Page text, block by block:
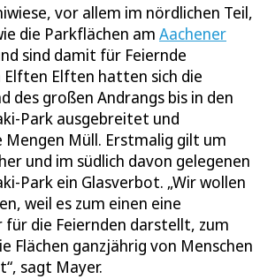
vor allem im nördlichen Teil,
die Parkflächen am Aachener
sind damit für Feiernde
Elften Elften hatten sich die
des großen Andrangs bis in den
Park ausgebreitet und
Müll. Erstmalig gilt um
und im südlich davon gelegenen
Park ein Glasverbot. „Wir wollen
weil es zum einen eine
die Feiernden darstellt, zum
Flächen ganzjährig von Menschen
sagt Mayer.